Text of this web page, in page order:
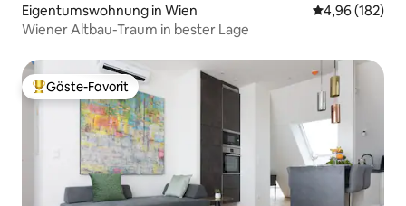
Eigentumswohnung in Wien
4,96 (182)
Wiener Altbau-Traum in bester Lage
Beliebter Gäste-Favorit.
Gäste-Favorit